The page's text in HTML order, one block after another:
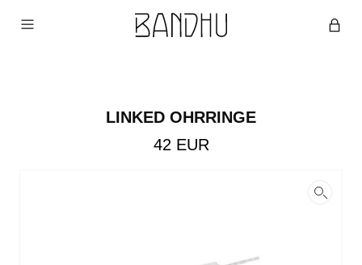
LINKED OHRRINGE
42 EUR